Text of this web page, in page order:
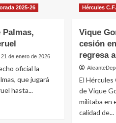
2025-26
21 de enero de 2026
oficial la
que jugará
hasta...
Hércules C.F.
Vique
cesión
regresa
El Hércules
de Vique
militaba en
calidad de...